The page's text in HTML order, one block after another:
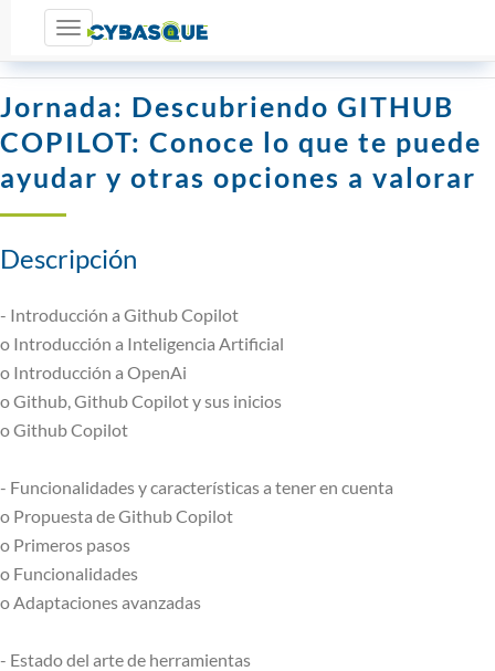
Toggle navigation
Cursos Detalle del curso
Jornada: Descubriendo GITHUB
COPILOT: Conoce lo que te puede
ayudar y otras opciones a valorar
Descripción
- Introducción a Github Copilot
o Introducción a Inteligencia Artificial
o Introducción a OpenAi
o Github, Github Copilot y sus inicios
o Github Copilot
- Funcionalidades y características a tener en cuenta
o Propuesta de Github Copilot
o Primeros pasos
o Funcionalidades
o Adaptaciones avanzadas
- Estado del arte de herramientas